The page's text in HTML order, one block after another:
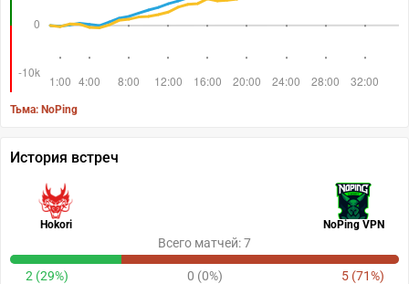
Тьма: NoPing
История встреч
Hokori NoPing VPN
Всего матчей: 7
2 (29%) 0 (0%) 5 (71%)